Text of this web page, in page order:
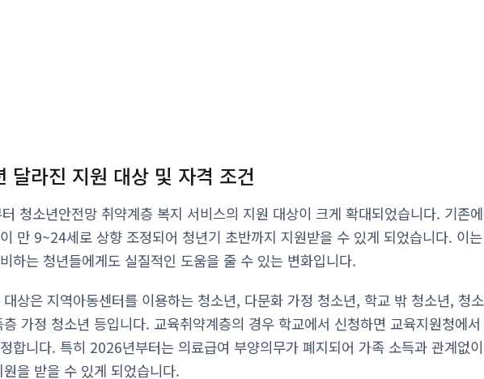
달라진 지원 대상 및 자격 조건
청소년안전망 취약계층 복지 서비스의 지원 대상이 크게 확대되었습니다. 기존
만 9~24세로 상향 조정되어 청년기 초반까지 지원받을 수 있게 되었습니다. 이
하는 청년들에게도 실질적인 도움을 줄 수 있는 변화입니다.
상은 지역아동센터를 이용하는 청소년, 다문화 가정 청소년, 학교 밖 청소년, 청
가정 청소년 등입니다. 교육취약계층의 경우 학교에서 신청하면 교육지원청에
합니다. 특히 2026년부터는 의료급여 부양의무가 폐지되어 가족 소득과 관계없
을 받을 수 있게 되었습니다.